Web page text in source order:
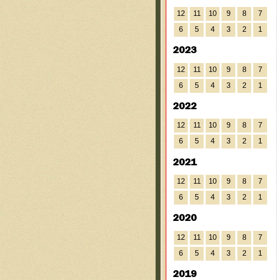
12 11 10 9 8
7
6
5 4 3 2 1
2023
12 11 10 9 8
7
6
5 4 3 2 1
2022
12 11 10 9 8
7
6
5 4 3 2 1
2021
12 11 10 9 8
7
6
5 4 3 2 1
2020
12 11 10 9 8
7
6
5 4 3 2 1
2019